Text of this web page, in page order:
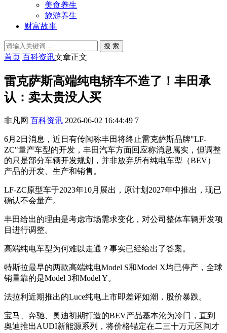
美食养生
旅游养生
财富故事
搜 索
首页 百科资讯文章正文
雷克萨斯高端纯电轿车不造了！丰田承
认：卖太贵没人买
非凡网 百科资讯 2026-06-02 16:44:49 7
6月2日消息，近日有传闻称丰田将终止雷克萨斯品牌"LF-
ZC"量产车型的开发，丰田汽车方面回应称消息属实，但调整
的只是部分车辆开发规划，并非放弃所有纯电车型（BEV）
产品的开发、生产和销售。
LF-ZC原型车于2023年10月展出，原计划2027年中推出，现已
确认不会量产。
丰田给出的理由是考虑市场需求变化，对公司整体车辆开发项
目进行调整。
高端纯电车型为何难以走通？事实已经给出了答案。
特斯拉最早的两款高端纯电Model S和Model X均已停产，全球
销量靠的是Model 3和Model Y。
法拉利近期推出的Luce纯电上市即差评如潮，股价暴跌。
宝马、奔驰、奥迪初期打造的BEV产品基本沦为冷门，直到
奥迪推出AUDI新能源系列，将价格锚定在二三十万元区间才